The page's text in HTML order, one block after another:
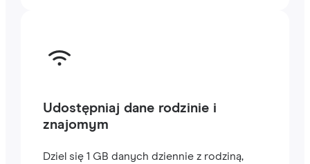
Udostępniaj dane rodzinie i
znajomym
Dziel się 1 GB danych dziennie z rodziną,